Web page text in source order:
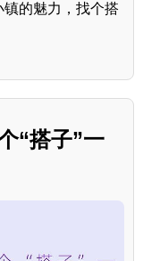
的魅力，找个搭
“搭子”一